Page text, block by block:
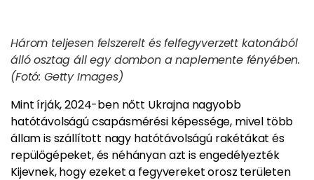
Három teljesen felszerelt és felfegyverzett katonából
álló osztag áll egy dombon a naplemente fényében.
(Fotó: Getty Images)
Mint írják, 2024-ben nőtt Ukrajna nagyobb
hatótávolságú csapásmérési képessége, mivel több
állam is szállított nagy hatótávolságú rakétákat és
repülőgépeket, és néhányan azt is engedélyezték
Kijevnek, hogy ezeket a fegyvereket orosz területen